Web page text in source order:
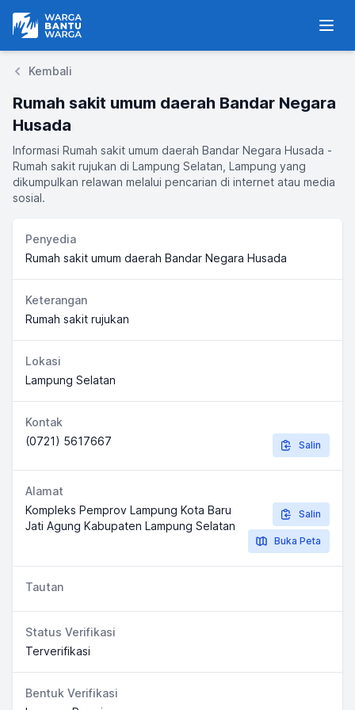
Warga Bantu Warga
Kembali
Rumah sakit umum daerah Bandar Negara
Husada
Informasi Rumah sakit umum daerah Bandar Negara Husada -
Rumah sakit rujukan di Lampung Selatan, Lampung yang
dikumpulkan relawan melalui pencarian di internet atau media
sosial.
Penyedia
Rumah sakit umum daerah Bandar Negara Husada
Keterangan
Rumah sakit rujukan
Lokasi
Lampung Selatan
Kontak
(0721) 5617667
Salin
Alamat
Kompleks Pemprov Lampung Kota Baru
Jati Agung Kabupaten Lampung Selatan
Salin
Buka Peta
Tautan
Status Verifikasi
Terverifikasi
Bentuk Verifikasi